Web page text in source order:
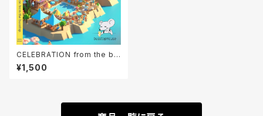
CELEBRATION from the bu
sstop
¥1,500